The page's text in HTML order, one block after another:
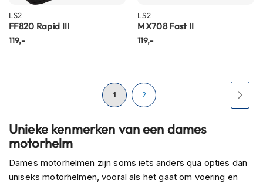
m
e
n
e
l
m
e
LS2
FF820 Rapid III
119,-
LS2
MX708 Fast II
119,-
Pagina
U
pagina
1 Pagina
2
Unieke kenmerken van een dames
motorhelm
Dames motorhelmen zijn soms iets anders qua opties dan
uniseks motorhelmen, vooral als het gaat om voering en